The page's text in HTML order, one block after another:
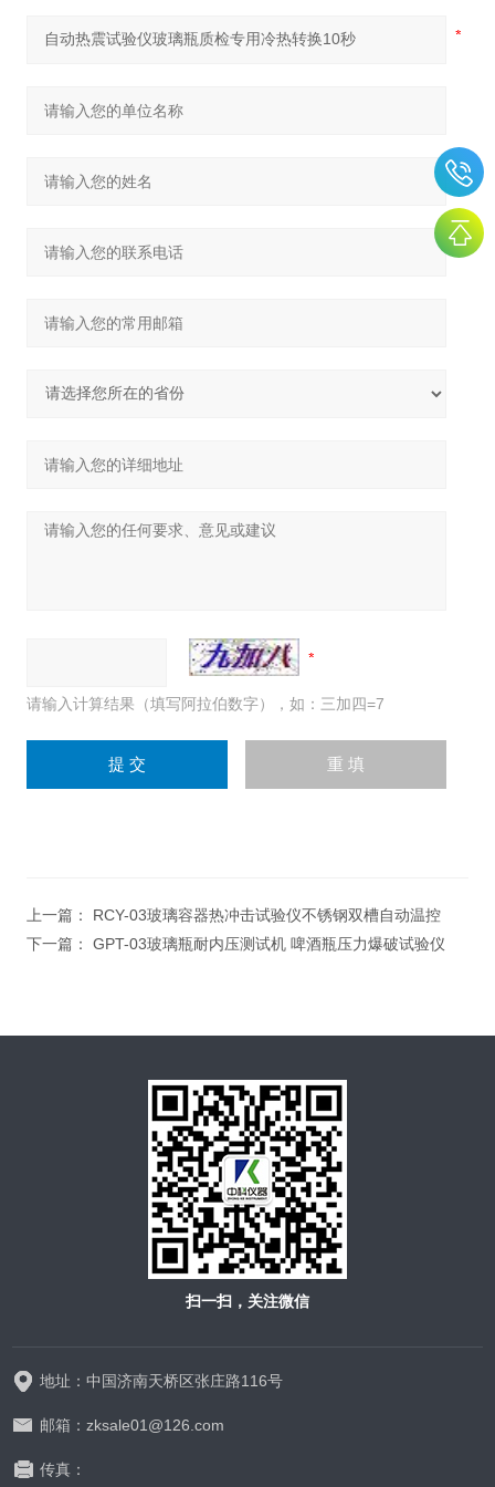
请输入计算结果（填写阿拉伯数字），如：三加四=7
上一篇： RCY-03玻璃容器热冲击试验仪不锈钢双槽自动温控
下一篇： GPT-03玻璃瓶耐内压测试机 啤酒瓶压力爆破试验仪
扫一扫，关注微信
地址：中国济南天桥区张庄路116号
邮箱：zksale01@126.com
传真：